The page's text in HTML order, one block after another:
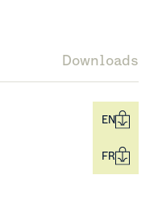
Downloads
EN
FR